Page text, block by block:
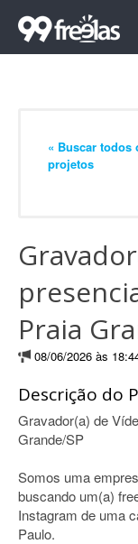
« Buscar todos
projetos
Praia
08/06/2026 às
Descrição do
Gravador(a) de
Grande/SP
Somos uma
buscando um(a)
Instagram de uma
Paulo.